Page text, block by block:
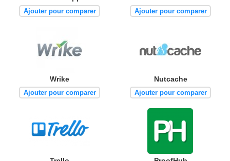
Ajouter pour comparer Ajouter pour comparer
Wrike
Ajouter pour comparer
Nutcache
Ajouter pour comparer